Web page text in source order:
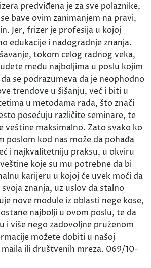
predviđena je za sve polaznike,
bave ovim zanimanjem na pravi,
Jer, frizer je profesija u kojoj
edukacije i nadogradnje znanja.
tokom celog radnog veka,
među najboljima u poslu kojim
se podrazumeva da je neophodno
trendove u šišanju, već i biti u
u metodama rada, što znači
posećuju različite seminare, te
veštine maksimalno. Zato svako ko
poslom kod nas može da pohađa
i najkvalitetniju praksu, u okviru
koje su mu potrebne da bi
karijeru u kojoj će uvek moći da
svoja znanja, uz uslov da stalno
nove module iz oblasti nege kose,
najbolji u ovom poslu, te da
i više nego zadovoljne pruženom
možete dobiti u našoj
ili društvenih mreza. 069/10-